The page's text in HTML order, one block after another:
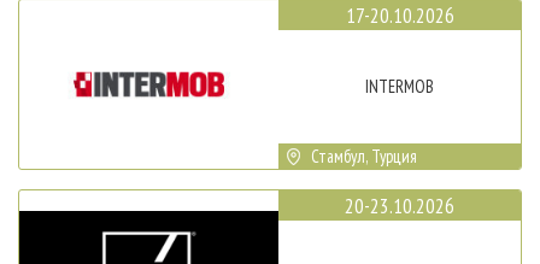
17-20.10.2026
INTERMOB
Стамбул, Турция
20-23.10.2026